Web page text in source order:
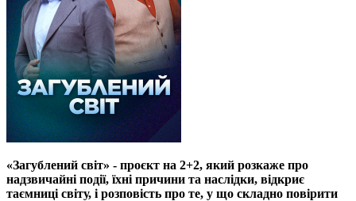
«Загублений світ» - проєкт на 2+2, який розкаже про
надзвичайні події, їхні причини та наслідки, відкриє
таємниці світу, і розповість про те, у що складно повірити